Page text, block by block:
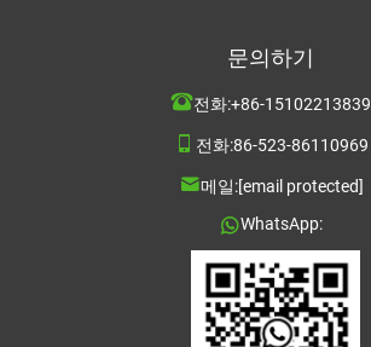
문의하기
전화:+86-15102213839
전화:86-523-86110969
메일:[email protected]
WhatsApp: